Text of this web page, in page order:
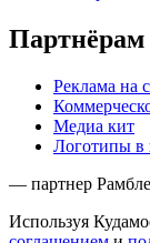
Партнёрам
Реклама на
Медиа кит
Логотипы в
— партнер
Используя